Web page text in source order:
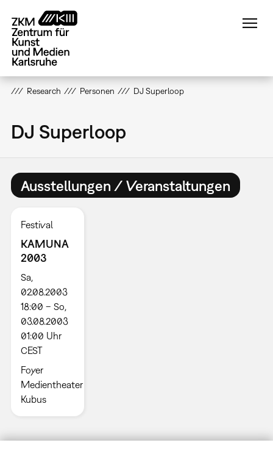
zum
Inhalt
Research Personen DJ Superloop
DJ Superloop
Ausstellungen / Veranstaltungen
Festival
KAMUNA
2003
Sa,
02.08.2003
18:00 – So,
03.08.2003
01:00 Uhr
CEST
Foyer
Medientheater
Kubus